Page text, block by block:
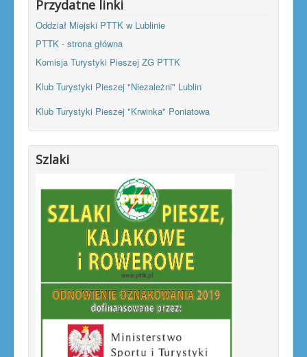
Przydatne linki
Oddział Miejski PTTK w Lublinie
PTTK - strona główna
Komisja Turystyki Pieszej ZG PTTK
Klub Turystyki Pieszej "Niezależni" Lublin
Klub Turystyki Pieszej "Krwinka" Poniatowa
Szlaki